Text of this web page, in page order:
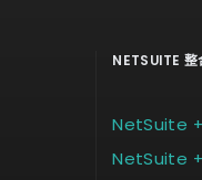
NETSUITE 整
NetSuite
NetSuite